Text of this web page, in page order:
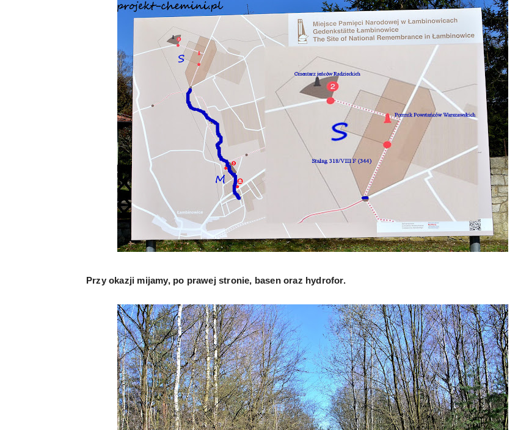
Przy okazji mijamy, po prawej stronie, basen oraz hydrofor.